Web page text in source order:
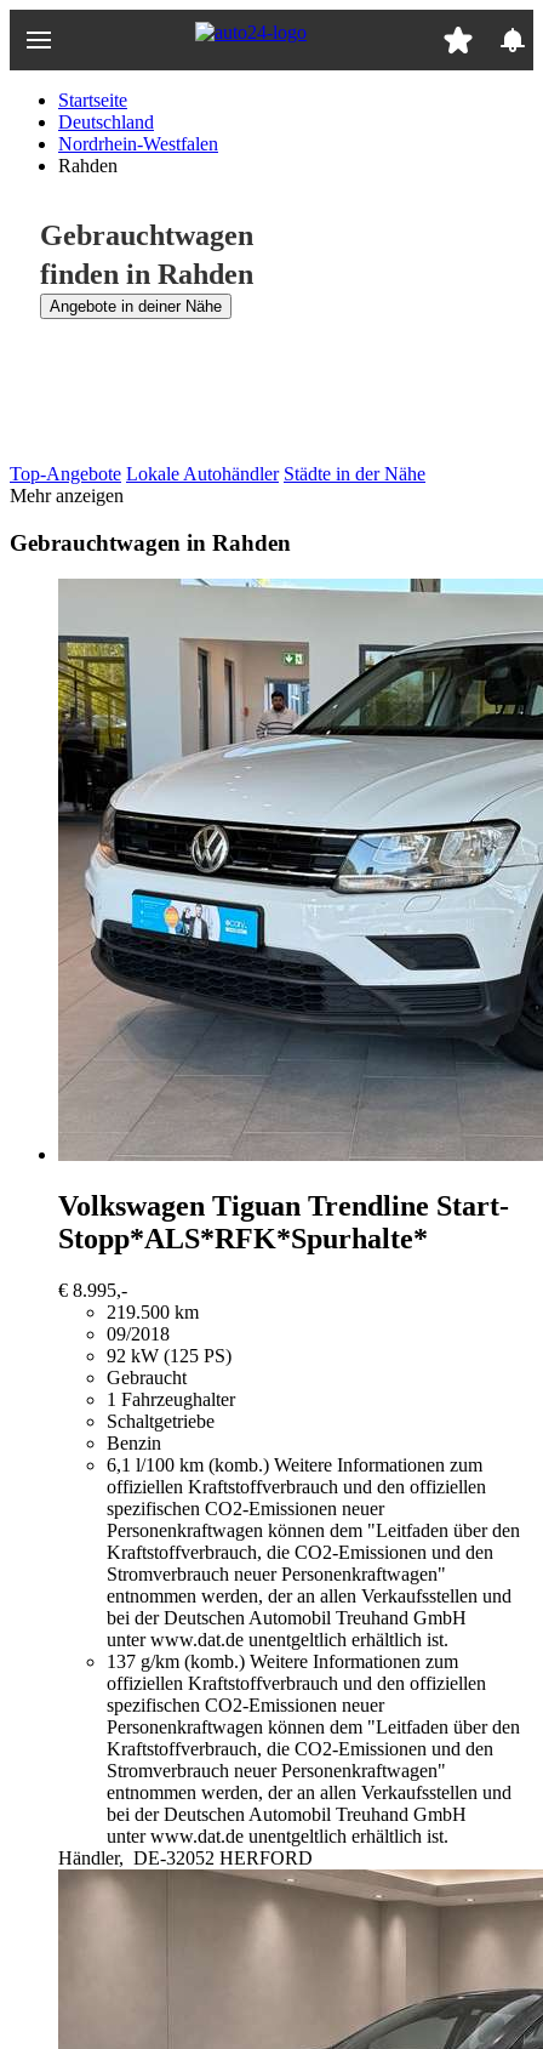
Hauptinhalt
Startseite
Deutschland
Nordrhein-Westfalen
Rahden
Gebrauchtwagen
finden in Rahden
Angebote in deiner Nähe
Top-Angebote Lokale Autohändler Städte in der Nähe
Mehr anzeigen
Gebrauchtwagen in Rahden
Volkswagen Tiguan Trendline Start-
Stopp*ALS*RFK*Spurhalte*
€ 8.995,-
219.500 km
09/2018
92 kW (125 PS)
Gebraucht
1 Fahrzeughalter
Schaltgetriebe
Benzin
6,1 l/100 km (komb.) Weitere Informationen zum
offiziellen Kraftstoffverbrauch und den offiziellen
spezifischen CO2-Emissionen neuer
Personenkraftwagen können dem "Leitfaden über den
Kraftstoffverbrauch, die CO2-Emissionen und den
Stromverbrauch neuer Personenkraftwagen"
entnommen werden, der an allen Verkaufsstellen und
bei der Deutschen Automobil Treuhand GmbH
unter www.dat.de unentgeltlich erhältlich ist.
137 g/km (komb.) Weitere Informationen zum
offiziellen Kraftstoffverbrauch und den offiziellen
spezifischen CO2-Emissionen neuer
Personenkraftwagen können dem "Leitfaden über den
Kraftstoffverbrauch, die CO2-Emissionen und den
Stromverbrauch neuer Personenkraftwagen"
entnommen werden, der an allen Verkaufsstellen und
bei der Deutschen Automobil Treuhand GmbH
unter www.dat.de unentgeltlich erhältlich ist.
Händler, DE-32052 HERFORD